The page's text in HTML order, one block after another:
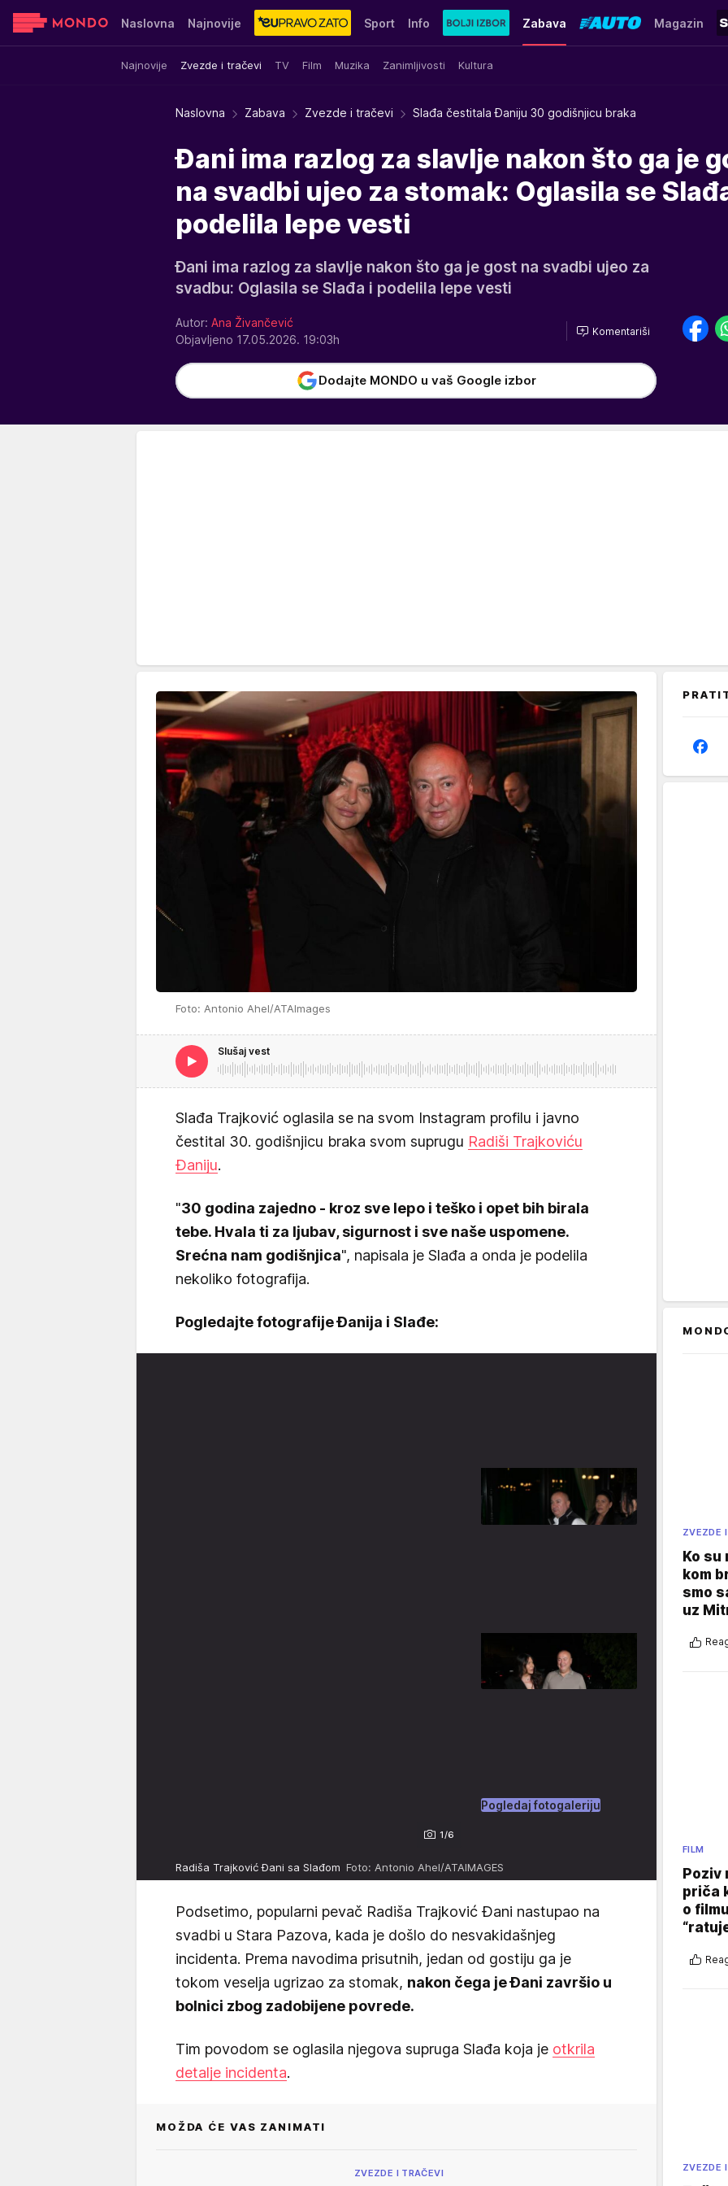
Naslovna Najnovije Sport Info Zabava
Najnovije Zvezde i tračevi TV Film Muzika Zanimljivosti Kultura
Magazin
Sensa Stvar ukusa Yumama
Naslovna Zabava Zvezde i tračevi Slađa čestitala Đaniju 30 godišnjicu braka
Đani ima razlog za slavlje nakon što ga je
na svadbi ujeo za stomak: Oglasila se
podelila lepe vesti
Đani ima razlog za slavlje nakon što ga je gost na svadbi ujeo za
svadbu: Oglasila se Slađa i podelila lepe vesti
Autor: Ana Živančević
Objavljeno 17.05.2026. 19:03h
Komentariši
Dodajte MONDO u vaš Google izbor
Foto: Antonio Ahel/ATAImages
Slušaj vest
Slađa Trajković oglasila se na svom Instagram profilu i javno
čestital 30. godišnjicu braka svom suprugu Radiši Trajkoviću
Đaniju.
"30 godina zajedno - kroz sve lepo i teško i opet bih birala
tebe. Hvala ti za ljubav, sigurnost i sve naše uspomene.
Srećna nam godišnjica", napisala je Slađa a onda je podelila
nekoliko fotografija.
Pogledajte fotografije Đanija i Slađe:
1/6
Pogledaj fotogaleriju
Radiša Trajković Đani sa Slađom Foto: Antonio Ahel/ATAIMAGES
Podsetimo, popularni pevač Radiša Trajković Đani nastupao na
svadbi u Stara Pazova, kada je došlo do nesvakidašnjeg
incidenta. Prema navodima prisutnih, jedan od gostiju ga je
tokom veselja ugrizao za stomak, nakon čega je Đani završio u
bolnici zbog zadobijene povrede.
Tim povodom se oglasila njegova supruga Slađa koja je otkrila
detalje incidenta.
MOŽDA ĆE VAS ZANIMATI
ZVEZDE I TRAČEVI
ZVEZDE
Ko su
kom
smo
uz
FILM
Poziv
priča
o
ZVEZDE